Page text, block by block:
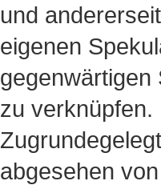
und
eigenen
gegenwärtigen
zu verknüpfen.
abgesehen